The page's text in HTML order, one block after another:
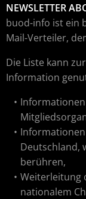
NEWSLETTER
buod-info ist ein
Mail-Verteiler,
Die Liste kann
Information
Deutschland,
berühren,
Weiterleitung
nationalem